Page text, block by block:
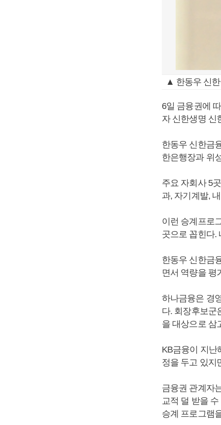
▲ 한동우 신
6일 금융권에
자 신한생명 신
한동우 신한금
한은행장과 위
주요 자회사 5
과, 자기계발,
이런 승계프로
곳으로 꼽힌다.
한동우 신한금
면서 역량을 평
하나금융은 경
다. 회장후보군
을 대상으로 삼
KB금융이 지난
정을 두고 있지
금융권 관계자
교적 덜 받을
승계 프로그램